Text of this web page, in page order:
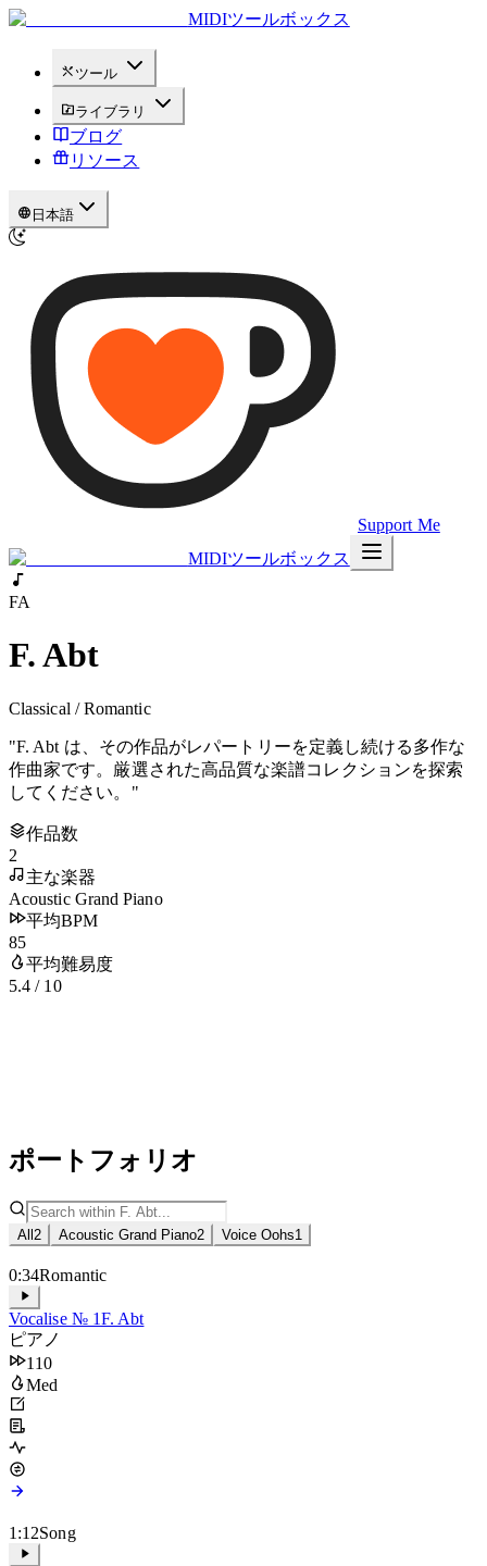
MIDIツールボックス
ツール
ライブラリ
ブログ
リソース
日本語
Support Me
MIDIツールボックス
FA
F. Abt
Classical / Romantic
"F. Abt は、その作品がレパートリーを定義し続ける多作な
作曲家です。厳選された高品質な楽譜コレクションを探索
してください。 "
作品数
2
主な楽器
Acoustic Grand Piano
平均BPM
85
平均難易度
5.4 / 10
ポートフォリオ
All2 Acoustic Grand Piano2 Voice Oohs1
0:34Romantic
Vocalise № 1F. Abt
ピアノ
110
Med
1:12Song